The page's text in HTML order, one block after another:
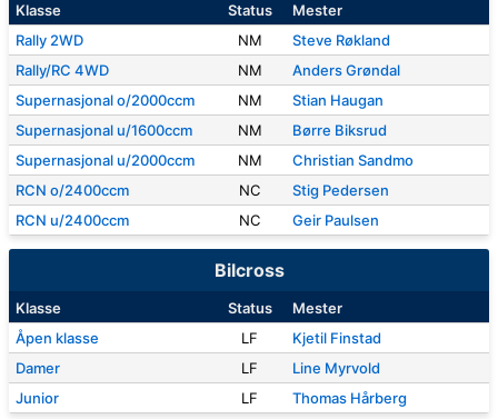
Klasse Status
Mester
Rally 2WD
NM
Steve Røkland
Rally/RC 4WD
NM
Anders Grøndal
Supernasjonal o/2000ccm
NM
Stian Haugan
Supernasjonal u/1600ccm
NM
Børre Biksrud
Supernasjonal u/2000ccm
NM
Christian Sandmo
RCN o/2400ccm
NC
Stig Pedersen
RCN u/2400ccm
NC Geir Paulsen
Bilcross
Klasse Status
Mester
Åpen klasse
LF
Kjetil Finstad
Damer
LF
Line Myrvold
Junior
LF Thomas Hårberg